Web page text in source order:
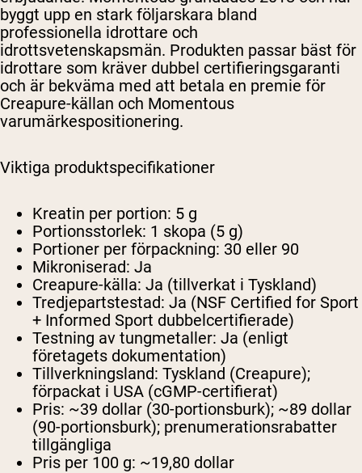
byggt upp en stark följarskara bland
professionella idrottare och
idrottsvetenskapsmän. Produkten passar bäst för
idrottare som kräver dubbel certifieringsgaranti
och är bekväma med att betala en premie för
Creapure-källan och Momentous
varumärkespositionering.
Viktiga produktspecifikationer
Kreatin per portion: 5 g
Portionsstorlek: 1 skopa (5 g)
Portioner per förpackning: 30 eller 90
Mikroniserad: Ja
Creapure-källa: Ja (tillverkat i Tyskland)
Tredjepartstestad: Ja (NSF Certified for Sport
+ Informed Sport dubbelcertifierade)
Testning av tungmetaller: Ja (enligt
företagets dokumentation)
Tillverkningsland: Tyskland (Creapure);
förpackat i USA (cGMP-certifierat)
Pris: ~39 dollar (30-portionsburk); ~89 dollar
(90-portionsburk); prenumerationsrabatter
tillgängliga
Pris per 100 g: ~19,80 dollar